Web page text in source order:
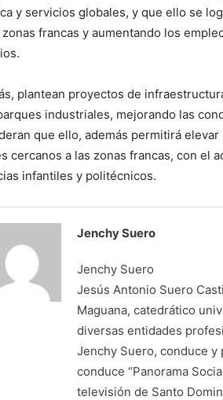
y servicios globales, y que ello se
francas y aumentando los
plantean proyectos de
industriales, mejorando las
que ello, además permitirá
cercanos a las zonas francas, con el
infantiles y politécnicos.
Jenchy Suero
Jenchy Suero
Jesús Antonio Suero
Maguana, catedrático
diversas entidades
Jenchy Suero, conduce y
conduce “Panorama
televisión de Santo